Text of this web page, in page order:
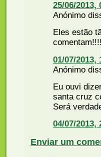
25/06/2013,
Anónimo
Eles estão
01/07/2013,
Anónimo
Eu ouvi
santa cruz
Será
04/07/2013,
Enviar um